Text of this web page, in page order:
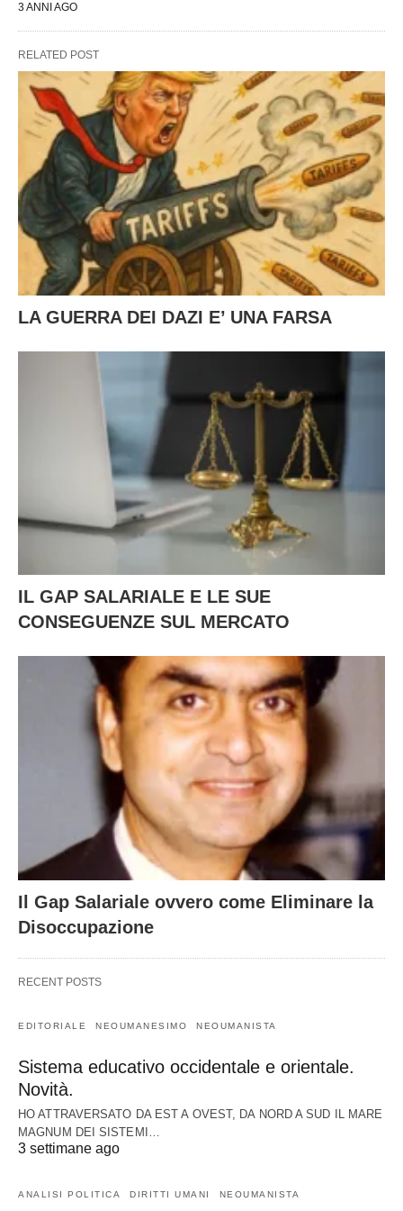
3 ANNI AGO
RELATED POST
LA GUERRA DEI DAZI E’ UNA FARSA
IL GAP SALARIALE E LE SUE
CONSEGUENZE SUL MERCATO
Il Gap Salariale ovvero come Eliminare la
Disoccupazione
RECENT POSTS
EDITORIALE NEOUMANESIMO NEOUMANISTA
Sistema educativo occidentale e orientale.
Novità.
HO ATTRAVERSATO DA EST A OVEST, DA NORD A SUD IL MARE
MAGNUM DEI SISTEMI…
3 settimane ago
ANALISI POLITICA DIRITTI UMANI NEOUMANISTA